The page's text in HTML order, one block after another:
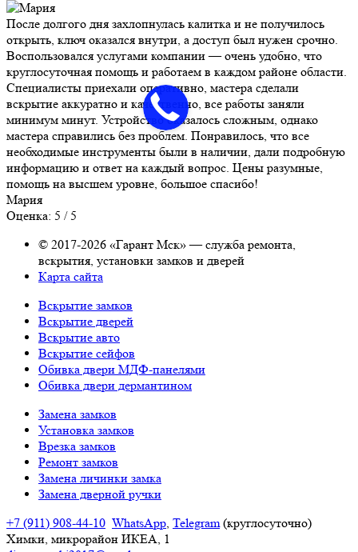
После долгого дня захлопнулась калитка и не получилось
открыть, ключ оказался внутри, а доступ был нужен срочно.
Воспользовался услугами компании — очень удобно, что
круглосуточная помощь и работаем в каждом районе области.
Специалисты приехали оперативно, мастера сделали
вскрытие аккуратно и качественно, все работы заняли
минимум минут. Устройство оказалось сложным, однако
мастера справились без проблем. Понравилось, что все
необходимые инструменты были в наличии, дали подробную
информацию и ответ на каждый вопрос. Цены разумные,
помощь на высшем уровне, большое спасибо!
Мария
Оценка: 5 / 5
© 2017-2026 «Гарант Мск» — служба ремонта,
вскрытия, установки замков и дверей
Карта сайта
Вскрытие замков
Вскрытие дверей
Вскрытие авто
Вскрытие сейфов
Обивка двери МДФ-панелями
Обивка двери дермантином
Замена замков
Установка замков
Врезка замков
Ремонт замков
Замена личинки замка
Замена дверной ручки
+7 (911) 908-44-10 WhatsApp, Telegram(круглосуточно)
Химки, микрорайон ИКЕА, 1